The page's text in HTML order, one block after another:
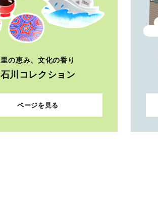
里の恵み、文化の香り
石川コレクション
ページを見る